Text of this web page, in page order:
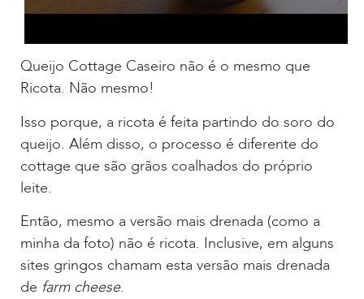
Queijo Cottage Caseiro não é o mesmo que
Ricota. Não mesmo!
Isso porque, a ricota é feita partindo do soro do
queijo. Além disso, o processo é diferente do
cottage que são grãos coalhados do próprio
leite.
Então, mesmo a versão mais drenada (como a
minha da foto) não é ricota. Inclusive, em alguns
sites gringos chamam esta versão mais drenada
de farm cheese.